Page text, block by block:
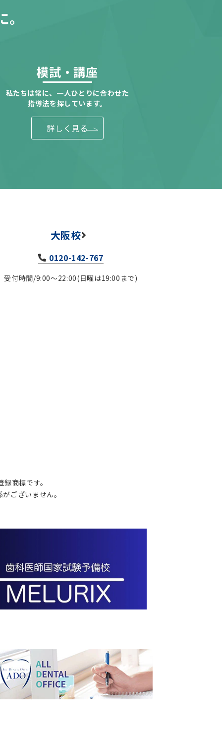
模試・講座
私たちは常に、一人ひとりに合わせた
指導法を探しています。
詳しく見る
大阪校
0120-142-767
受付時間/9:00～22:00(日曜は19:00まで)
商標です。
ございません。